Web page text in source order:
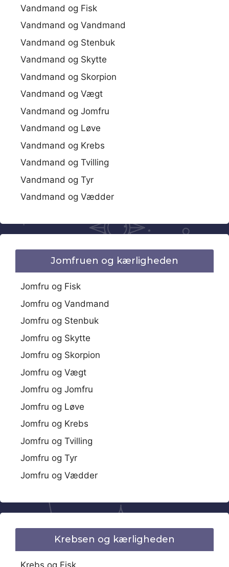
Vandmand og Fisk
Vandmand og Vandmand
Vandmand og Stenbuk
Vandmand og Skytte
Vandmand og Skorpion
Vandmand og Vægt
Vandmand og Jomfru
Vandmand og Løve
Vandmand og Krebs
Vandmand og Tvilling
Vandmand og Tyr
Vandmand og Vædder
Jomfruen og kærligheden
Jomfru og Fisk
Jomfru og Vandmand
Jomfru og Stenbuk
Jomfru og Skytte
Jomfru og Skorpion
Jomfru og Vægt
Jomfru og Jomfru
Jomfru og Løve
Jomfru og Krebs
Jomfru og Tvilling
Jomfru og Tyr
Jomfru og Vædder
Krebsen og kærligheden
Krebs og Fisk